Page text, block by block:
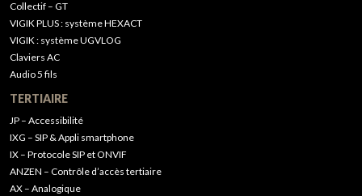
Collectif – GT
VIGIK PLUS : système HEXACT
VIGIK : système UGVLOG
Claviers AC
Audio 5 fils
TERTIAIRE
JP – Accessibilité
IXG – SIP & Appli smartphone
IX – Protocole SIP et ONVIF
ANZEN – Contrôle d’accès tertiaire
AX – Analogique